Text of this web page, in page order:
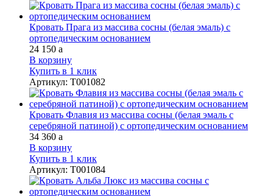
Кровать Прага из массива сосны (белая эмаль) с
ортопедическим основанием
24 150 a
В корзину
Купить в 1 клик
Артикул: Т001082
Кровать Флавия из массива сосны (белая эмаль с
серебряной патиной) с ортопедическим основанием
34 360 a
В корзину
Купить в 1 клик
Артикул: Т001084